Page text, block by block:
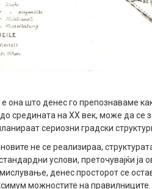
е она што денес го препознаваме
средината на XX век, може да се
сериозни градски
не се реализираа,
услови, преточувајќи ја
денес просторот се
можностите на правилниците.